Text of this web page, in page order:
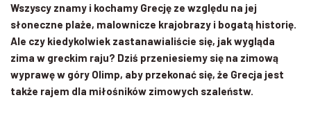
Wszyscy znamy i kochamy Grecję ze względu na jej
słoneczne plaże, malownicze krajobrazy i bogatą historię.
Ale czy kiedykolwiek zastanawialiście się, jak wygląda
zima w greckim raju? Dziś przeniesiemy się na zimową
wyprawę w góry Olimp, aby przekonać się, że Grecja jest
także rajem dla miłośników zimowych szaleństw.